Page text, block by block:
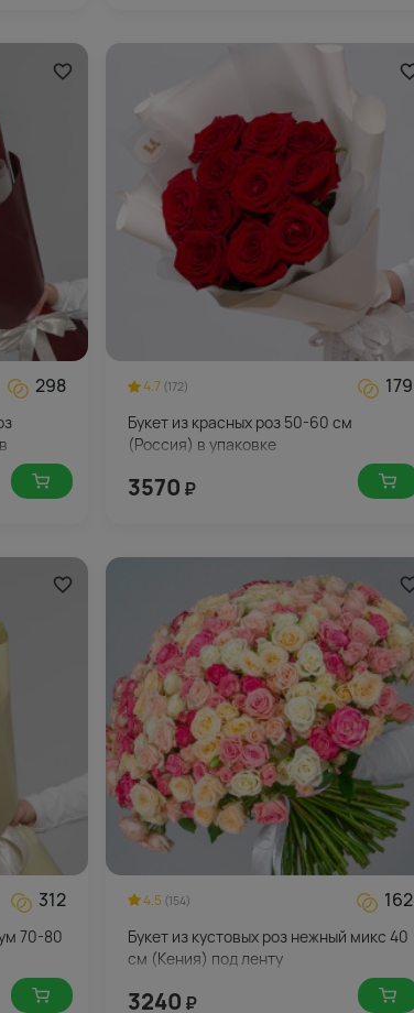
298 4.7 (172) 179
Букет из красных роз 50-60 см
(Россия) в упаковке
3570 ₽
312
70-80
4.5 (154) 162
Букет из кустовых роз нежный микс 40
см (Кения) под ленту
3240 ₽